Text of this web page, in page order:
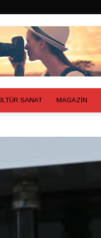
SANAT MAGAZİN